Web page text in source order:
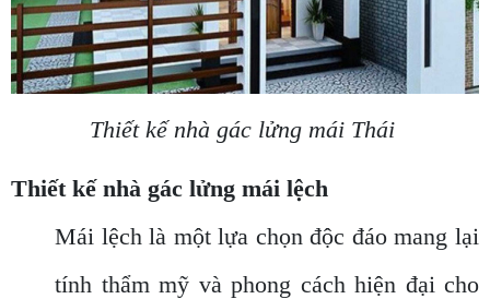
Thiết kế nhà gác lửng mái Thái
Thiết kế nhà gác lửng mái lệch
Mái lệch là một lựa chọn độc đáo mang lại
tính thẩm mỹ và phong cách hiện đại cho